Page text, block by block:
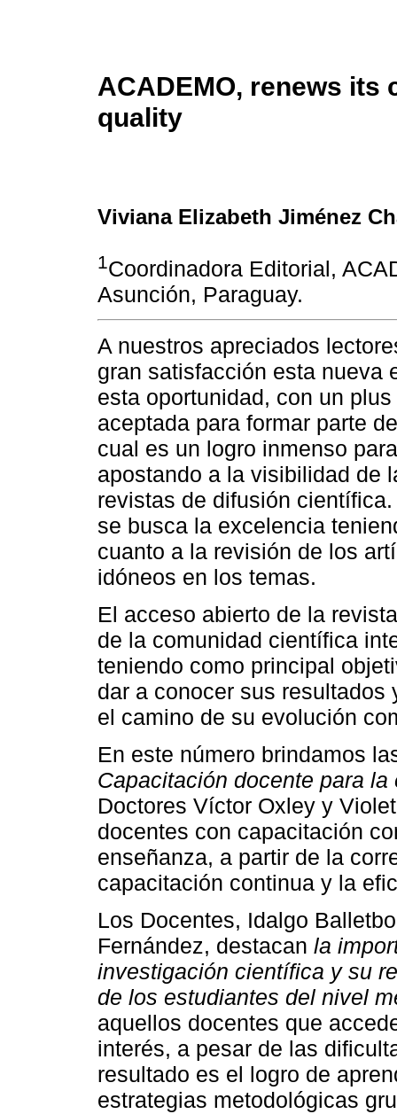
ACADEMO, renews
quality
Viviana Elizabeth Jiménez
1Coordinadora Editorial,
Asunción, Paraguay.
A nuestros apreciados
gran satisfacción esta nueva
esta oportunidad, con un
aceptada para formar parte
cual es un logro inmenso
apostando a la visibilidad de
revistas de difusión
se busca la excelencia
cuanto a la revisión de los
idóneos en los temas.
El acceso abierto de la
de la comunidad científica
teniendo como principal
dar a conocer sus
el camino de su evolución
En este número brindamos
Capacitación docente para
Doctores Víctor Oxley y
docentes con capacitación
enseñanza, a partir de la
capacitación continua y la
Los Docentes, Idalgo
Fernández, destacan la
investigación científica y su
de los estudiantes del nivel
aquellos docentes que
interés, a pesar de las
resultado es el logro de
estrategias metodológicas